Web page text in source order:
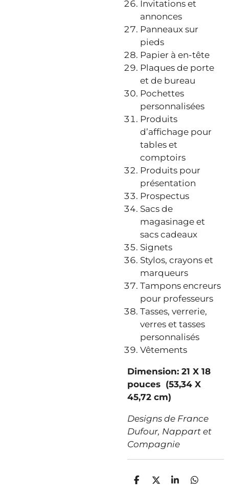
Invitations et
annonces
Panneaux sur
pieds
Papier à en-tête
Plaques de porte
et de bureau
Pochettes
personnalisées
Produits
d’affichage pour
tables et
comptoirs
Produits pour
présentation
Prospectus
Sacs de
magasinage et
sacs cadeaux
Signets
Stylos, crayons et
marqueurs
Tampons encreurs
pour professeurs
Tasses, verrerie,
verres et tasses
personnalisés
Vêtements
Dimension: 21 X 18
pouces (53,34 X
45,72 cm)
Designs de France
Dufour, Nappart et
Compagnie
P
P
P
P